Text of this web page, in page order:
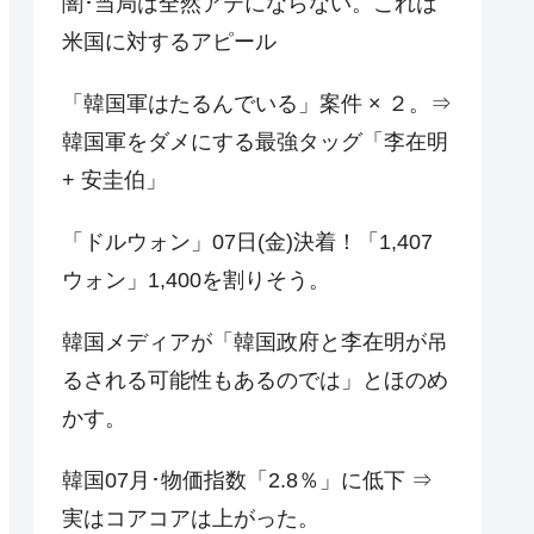
米国に対するアピール
「韓国軍はたるんでいる」案件 × ２。⇒
韓国軍をダメにする最強タッグ「李在明
+ 安圭伯」
「ドルウォン」07日(金)決着！「1,407
ウォン」1,400を割りそう。
韓国メディアが「韓国政府と李在明が吊
るされる可能性もあるのでは」とほのめ
かす。
韓国07月･物価指数「2.8％」に低下 ⇒
実はコアコアは上がった。